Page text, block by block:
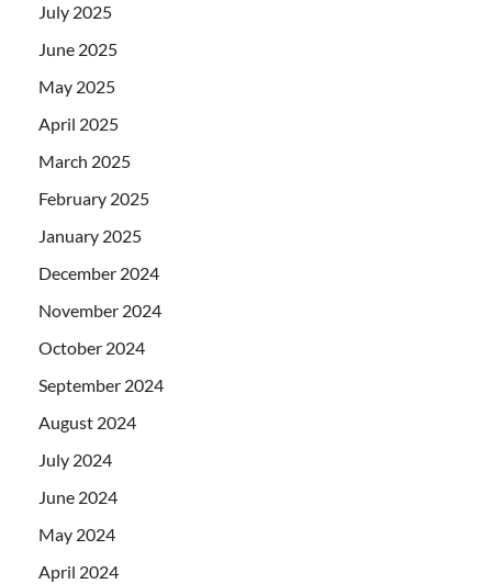
July 2025
June 2025
May 2025
April 2025
March 2025
February 2025
January 2025
December 2024
November 2024
October 2024
September 2024
August 2024
July 2024
June 2024
May 2024
April 2024